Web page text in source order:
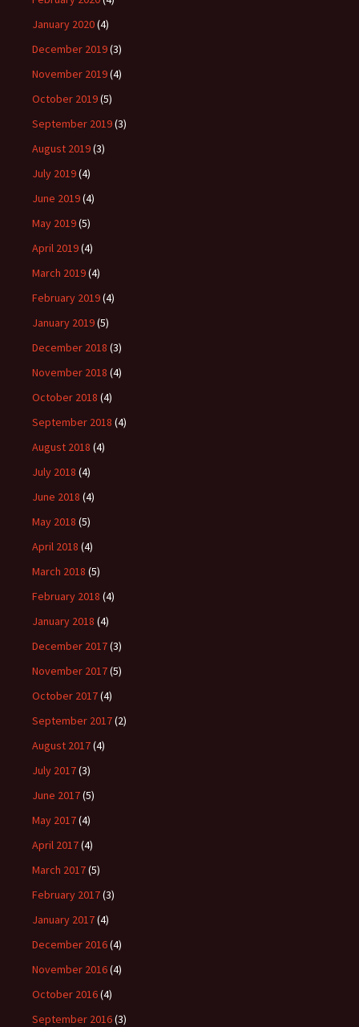
January 2020(4)
December 2019(3)
November 2019(4)
October 2019(5)
September 2019(3)
August 2019(3)
July 2019(4)
June 2019(4)
May 2019(5)
April 2019(4)
March 2019(4)
February 2019(4)
January 2019(5)
December 2018 (3)
November 2018 (4)
October 2018 (4)
September 2018 (4)
August 2018 (4)
July 2018 (4)
June 2018 (4)
May 2018 (5)
April 2018 (4)
March 2018 (5)
February 2018 (4)
January 2018 (4)
December 2017(3)
November 2017(5)
October 2017(4)
September 2017(2)
August 2017(4)
July 2017(3)
June 2017(5)
May 2017(4)
April 2017(4)
March 2017(5)
February 2017(3)
January 2017(4)
December 2016(4)
November 2016(4)
October 2016(4)
September 2016(3)